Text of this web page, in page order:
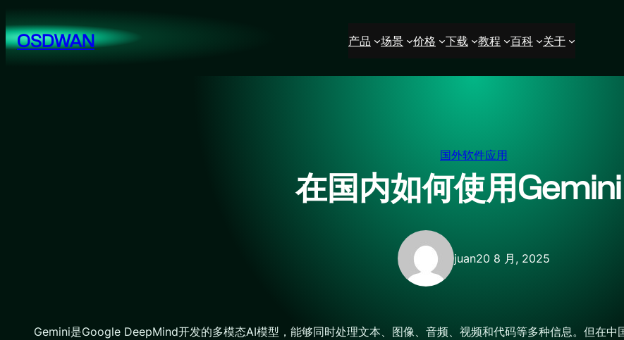
至
内OSDWAN 产品 场景 价格 下载 教程 百科 关于
国外软件应用
在国内如何使用Gemini
juan20 8 月, 2025
Gemini是Google DeepMind开发的多模态AI模型，能够同时处理文本、图像、音频、视频和代码等多种信息。但在